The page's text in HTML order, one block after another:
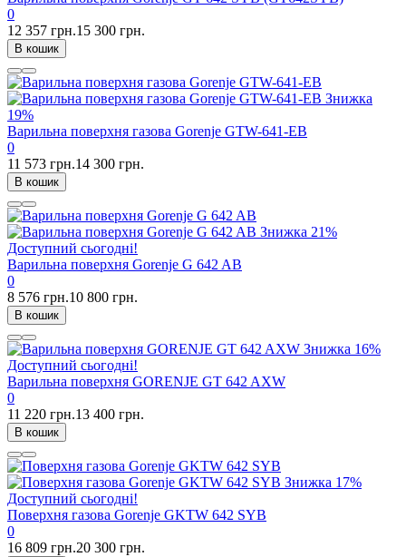
0
12 357 грн.15 300 грн.
В кошик
Знижка
19%
Варильна поверхня газова Gorenje GTW-641-EB
0
11 573 грн.14 300 грн.
В кошик
Знижка 21%
Доступний сьогодні!
Варильна поверхня Gorenje G 642 AB
0
8 576 грн.10 800 грн.
В кошик
Знижка 16%
Доступний сьогодні!
Варильна поверхня GORENJE GT 642 AXW
0
11 220 грн.13 400 грн.
В кошик
Знижка 17%
Доступний сьогодні!
Поверхня газова Gorenje GKTW 642 SYB
0
16 809 грн.20 300 грн.